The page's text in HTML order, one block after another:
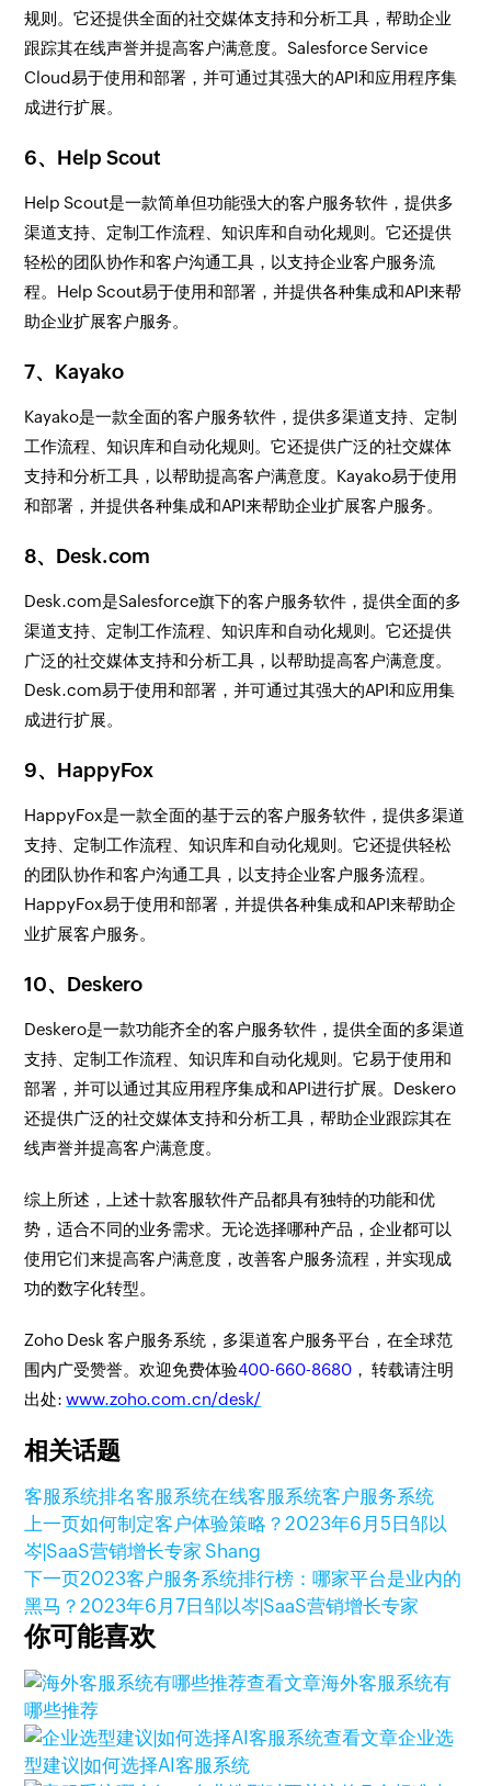
规则。它还提供全面的社交媒体支持和分析工具，帮助企业
跟踪其在线声誉并提高客户满意度。Salesforce Service
Cloud易于使用和部署，并可通过其强大的API和应用程序集
成进行扩展。
6、Help Scout
Help Scout是一款简单但功能强大的客户服务软件，提供多
渠道支持、定制工作流程、知识库和自动化规则。它还提供
轻松的团队协作和客户沟通工具，以支持企业客户服务流
程。Help Scout易于使用和部署，并提供各种集成和API来帮
助企业扩展客户服务。
7、Kayako
Kayako是一款全面的客户服务软件，提供多渠道支持、定制
工作流程、知识库和自动化规则。它还提供广泛的社交媒体
支持和分析工具，以帮助提高客户满意度。Kayako易于使用
和部署，并提供各种集成和API来帮助企业扩展客户服务。
8、Desk.com
Desk.com是Salesforce旗下的客户服务软件，提供全面的多
渠道支持、定制工作流程、知识库和自动化规则。它还提供
广泛的社交媒体支持和分析工具，以帮助提高客户满意度。
Desk.com易于使用和部署，并可通过其强大的API和应用集
成进行扩展。
9、HappyFox
HappyFox是一款全面的基于云的客户服务软件，提供多渠道
支持、定制工作流程、知识库和自动化规则。它还提供轻松
的团队协作和客户沟通工具，以支持企业客户服务流程。
HappyFox易于使用和部署，并提供各种集成和API来帮助企
业扩展客户服务。
10、Deskero
Deskero是一款功能齐全的客户服务软件，提供全面的多渠道
支持、定制工作流程、知识库和自动化规则。它易于使用和
部署，并可以通过其应用程序集成和API进行扩展。Deskero
还提供广泛的社交媒体支持和分析工具，帮助企业跟踪其在
线声誉并提高客户满意度。
综上所述，上述十款客服软件产品都具有独特的功能和优
势，适合不同的业务需求。无论选择哪种产品，企业都可以
使用它们来提高客户满意度，改善客户服务流程，并实现成
功的数字化转型。
Zoho Desk 客户服务系统，多渠道客户服务平台，在全球范
围内广受赞誉。欢迎免费体验400-660-8680 ， 转载请注明
出处:www.zoho.com.cn/desk/
相关话题
客服系统排名客服系统在线客服系统客户服务系统
上一页如何制定客户体验策略？2023年6月5日邹以
岑|SaaS营销增长专家 Shang
下一页2023客户服务系统排行榜：哪家平台是业内的
黑马？2023年6月7日邹以岑|SaaS营销增长专家
你可能喜欢
查看文章海外客服系统有
哪些推荐
查看文章企业选
型建议|如何选择AI客服系统